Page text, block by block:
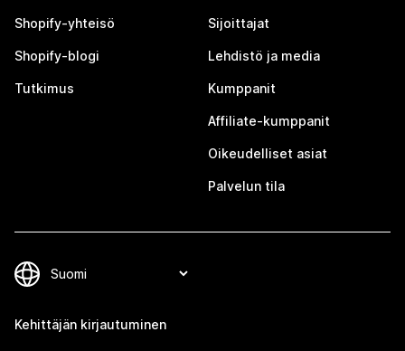
Shopify-yhteisö
Shopify-blogi
Tutkimus
Sijoittajat
Lehdistö ja media
Kumppanit
Affiliate-kumppanit
Oikeudelliset asiat
Palvelun tila
Kehittäjän kirjautuminen